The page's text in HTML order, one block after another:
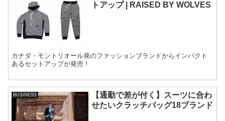
トアップ | RAISED BY WOLVES
カナダ・モントリオール発のファッションブランドからインパクト
あるセットアップが発売！
BUSINESS
【通勤で差が付く】スーツに合わ
せたいクラッチバッグ18ブランド